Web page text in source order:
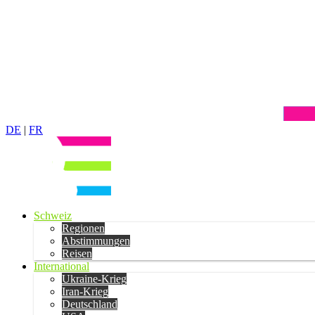
DE | FR
Schweiz
Regionen
Abstimmungen
Reisen
International
Ukraine-Krieg
Iran-Krieg
Deutschland